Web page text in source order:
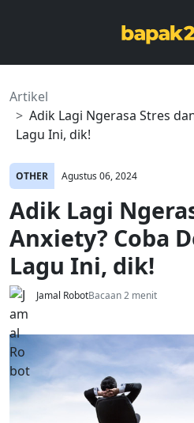
Artikel
Adik Lagi Ngerasa Stres
Lagu Ini, dik!
OTHER Agustus 06, 2024
Adik Lagi
Anxiety? Coba
Lagu Ini, dik!
Jamal RobotBacaan 2 menit